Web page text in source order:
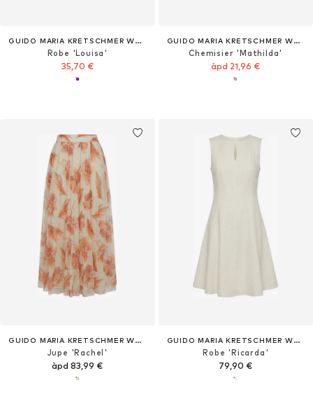
GUIDO MARIA KRETSCHMER WOMEN
Robe 'Louisa'
35,70 €
GUIDO MARIA KRETSCHMER WOMEN
Chemisier 'Mathilda'
àpd 21,96 €
GUIDO MARIA KRETSCHMER WOMEN
Jupe 'Rachel'
àpd 83,99 €
GUIDO MARIA KRETSCHMER WOMEN
Robe 'Ricarda'
79,90 €